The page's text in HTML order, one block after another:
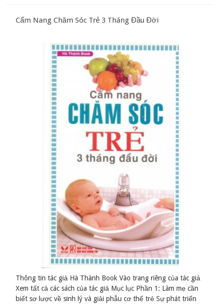
Cẩm Nang Chăm Sóc Trẻ 3 Tháng Đầu Đời
Thông tin tác giả Hà Thành Book Vào trang riêng của tác giả
Xem tất cả các sách của tác giả Mục lục Phần 1: Làm mẹ cần
biết sơ lược về sinh lý và giải phẫu cơ thể trẻ Sự phát triển